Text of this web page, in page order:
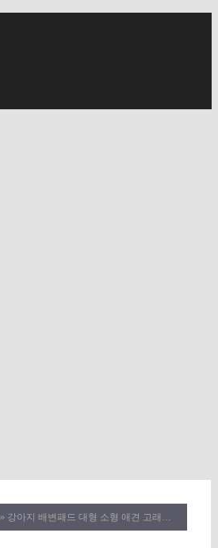
» 강아지 배변패드 대형 소형 애견 고래패드의 솔직 사용 후기 육아 필수템 인정